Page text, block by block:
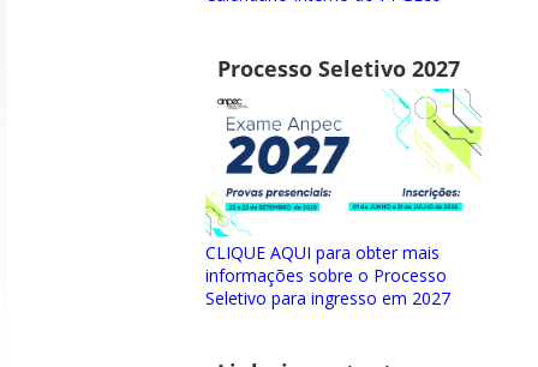
Processo Seletivo 2027
CLIQUE AQUI para obter mais
informações sobre o Processo
Seletivo para ingresso em 2027